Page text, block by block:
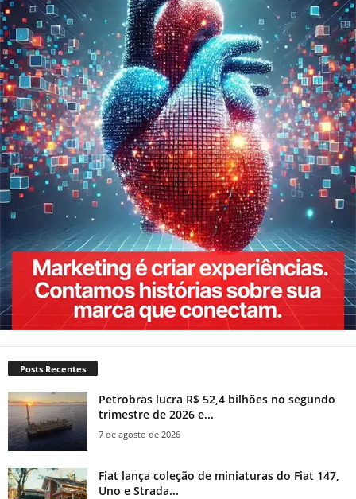
Posts Recentes
Petrobras lucra R$ 52,4 bilhões no segundo
trimestre de 2026 e...
7 de agosto de 2026
Fiat lança coleção de miniaturas do Fiat 147,
Uno e Strada...